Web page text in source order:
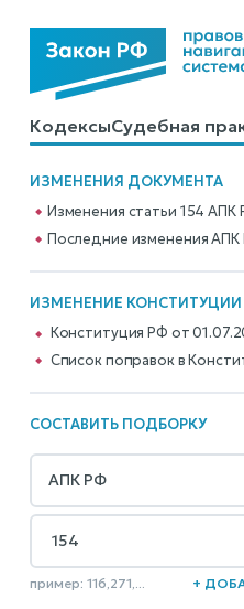
КодексыСудебная
Калькуляторы
ИЗМЕНЕНИЯ ДОКУМЕНТА
Изменения статьи 154 АПК
Последние изменения АПК
ИЗМЕНЕНИЕ КОНСТИТУЦИИ
Конституция РФ от
Cписок поправок в
СОСТАВИТЬ ПОДБОРКУ
пример: 116,271,... +